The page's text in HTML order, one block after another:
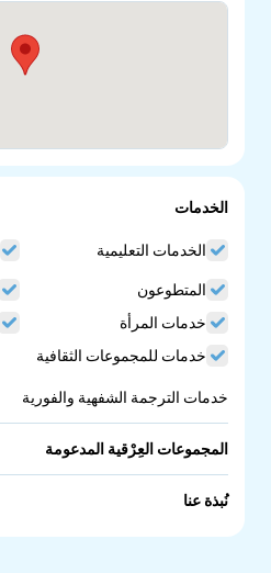
الخدمات
الخدمات التعليمية
المتطوعون
خدمات المرأة
خدمات للمجموعات الثقافية
خدمات الترجمة الشفهية والفورية
المجموعات العِرْقية المدعومة
نُبذة عنا